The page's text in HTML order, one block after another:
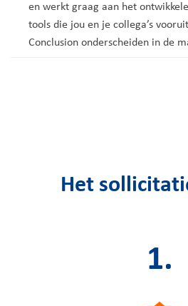
en werkt graag aan het
tools die jou en je collega’s
Conclusion onderscheiden in de
Het
1.